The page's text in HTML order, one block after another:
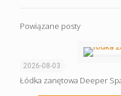
Powiązane posty
2026-08-03
Łódka zanętowa Deeper